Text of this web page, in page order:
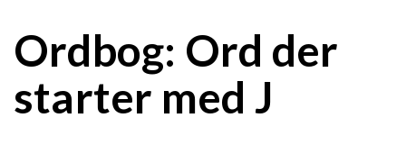
Ordbog: Ord der
starter med J